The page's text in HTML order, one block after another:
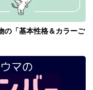
の「基本性格＆カラーご